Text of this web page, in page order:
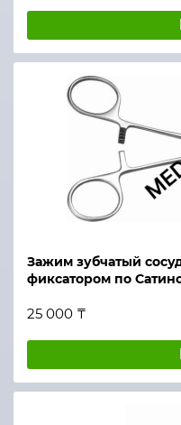
Зажим зубчатый
фиксатором по
25 000 ₸